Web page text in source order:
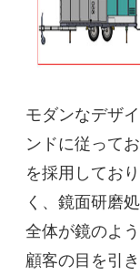
モダンなデザ
ンドに従って
を採用してお
く、鏡面研磨
全体が鏡のよ
顧客の目を引